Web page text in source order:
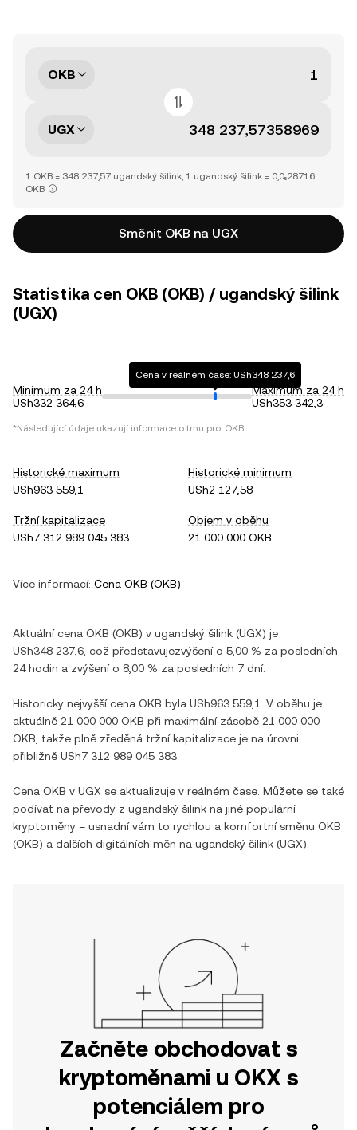
OKB
UGX
1 OKB = 348 237,57 ugandský šilink, 1 ugandský šilink = 0,0₅28716
OKB
Směnit OKB na UGX
Statistika cen OKB (OKB) / ugandský šilink
(UGX)
Minimum za 24 h
USh332 364,6
Cena v reálném čase: USh348 237,6
Maximum za 24 h
USh353 342,3
*Následující údaje ukazují informace o trhu pro: OKB.
Historické maximum
USh963 559,1
Historické minimum
USh2 127,58
Tržní kapitalizace
USh7 312 989 045 383
Objem v oběhu
21 000 000 OKB
Více informací: Cena OKB (OKB)
Aktuální cena OKB (OKB) v ugandský šilink (UGX) je
USh348 237,6 , což představujezvýšenío 5,00 % za posledních
24 hodin a zvýšenío 8,00 % za posledních 7 dní.
Historicky nejvyšší cena OKB byla USh963 559,1
. V oběhu je
aktuálně 21 000 000 OKB při maximální zásobě 21 000 000
OKB , takže plně zředěná tržní kapitalizace je na úrovni
přibližně USh7 312 989 045 383
Cena OKB v UGX se aktualizuje v reálném čase. Můžete se také
podívat na převody z ugandský šilink na jiné populární
kryptoměny – usnadní vám to rychlou a komfortní směnu OKB
(OKB) a dalších digitálních měn na ugandský šilink (UGX).
Začněte obchodovat s
kryptoměnami u OKX s
potenciálem pro